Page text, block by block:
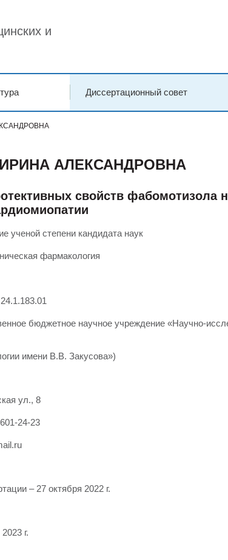
и
Диссертационный совет
АЛЕКСАНДРОВНА
свойств фабомотизола
ученой степени кандидата наук
фармакология
бюджетное научное учреждение «Научно-
имени В.В. Закусова»)
ул., 8
24-23
– 27 октября 2022 г.
г.